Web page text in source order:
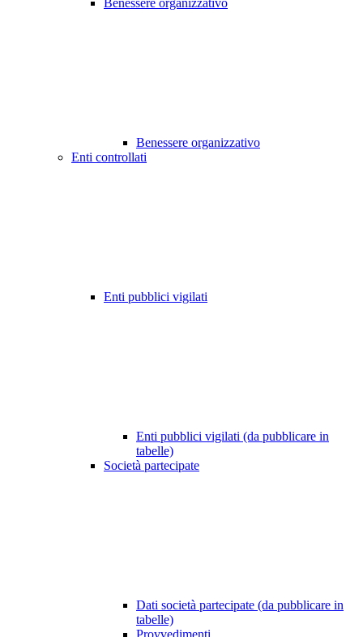
Benessere organizzativo
Benessere organizzativo
Enti controllati
Enti pubblici vigilati
Enti pubblici vigilati (da pubblicare in
tabelle)
Società partecipate
Dati società partecipate (da pubblicare in
tabelle)